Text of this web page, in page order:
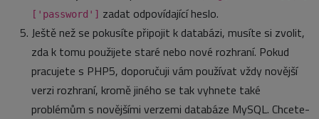
['password'] zadat odpovídající heslo.
Ještě než se pokusíte připojit k databázi, musíte si zvolit,
zda k tomu použijete staré nebo nové rozhraní. Pokud
pracujete s PHP5, doporučuji vám používat vždy novější
verzi rozhraní, kromě jiného se tak vyhnete také
problémům s novějšími verzemi databáze MySQL. Chcete-